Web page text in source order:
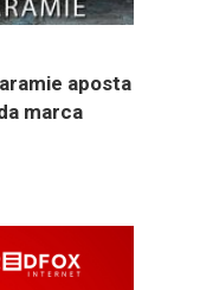
aposta
marca